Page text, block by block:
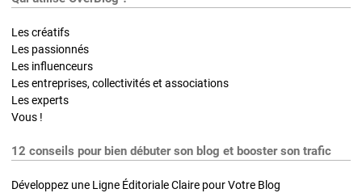
Les créatifs
Les passionnés
Les influenceurs
Les entreprises, collectivités et associations
Les experts
Vous !
12 conseils pour bien débuter son blog et booster son trafic
Développez une Ligne Éditoriale Claire pour Votre Blog